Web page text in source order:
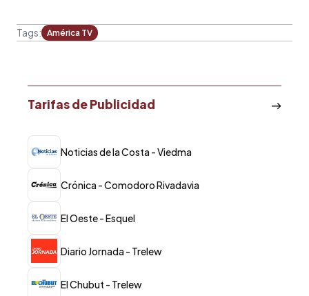
Tags: América TV
Tarifas de Publicidad
Noticias de la Costa - Viedma
Crónica - Comodoro Rivadavia
El Oeste - Esquel
Diario Jornada - Trelew
El Chubut - Trelew